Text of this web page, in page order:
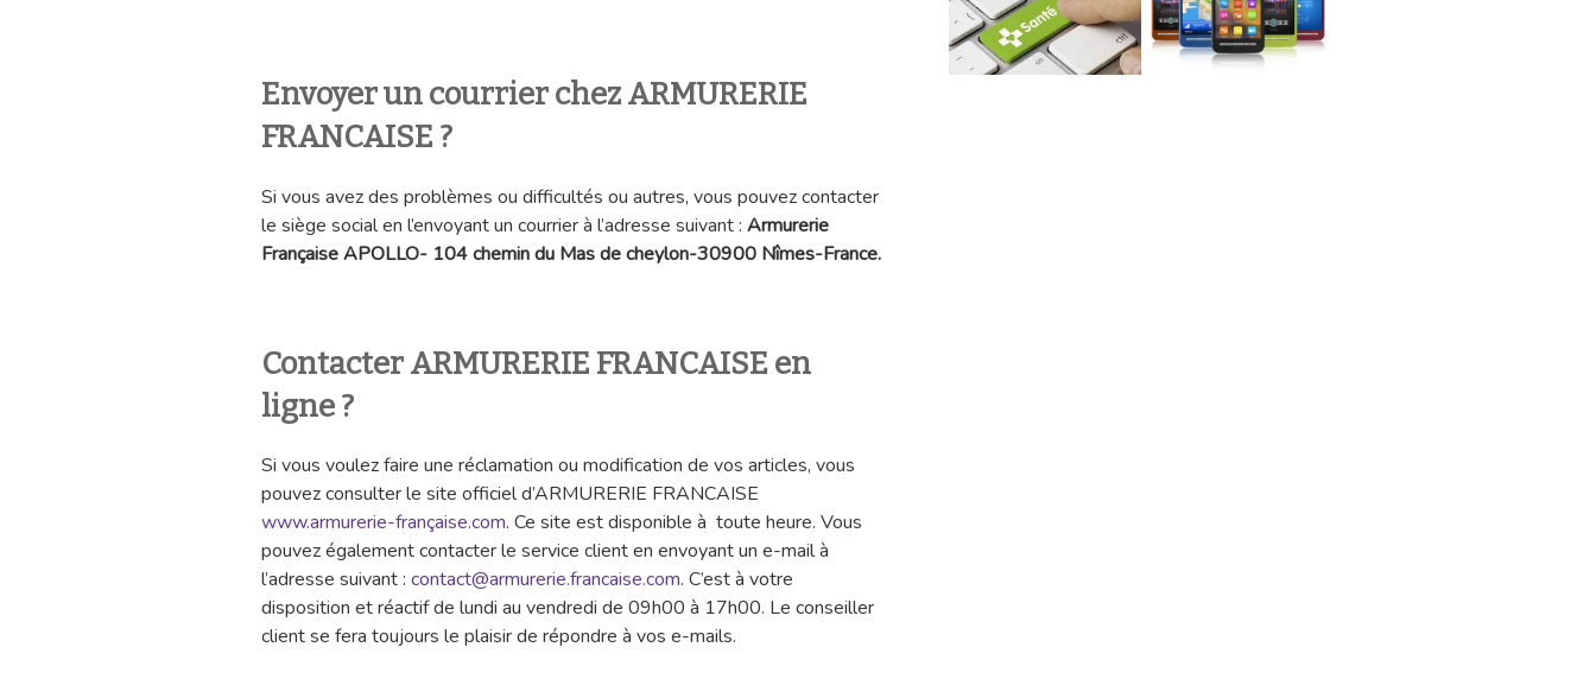
Envoyer un courrier chez ARMURERIE
FRANCAISE ?
Si vous avez des problèmes ou difficultés ou autres, vous pouvez contacter
le siège social en l’envoyant un courrier à l’adresse suivant : Armurerie
Française APOLLO- 104 chemin du Mas de cheylon-30900 Nîmes-France.
Contacter ARMURERIE FRANCAISE en
ligne ?
Si vous voulez faire une réclamation ou modification de vos articles, vous
pouvez consulter le site officiel d’ARMURERIE FRANCAISE
www.armurerie-française.com. Ce site est disponible à toute heure. Vous
pouvez également contacter le service client en envoyant un e-mail à
l’adresse suivant : contact@armurerie.francaise.com. C’est à votre
disposition et réactif de lundi au vendredi de 09h00 à 17h00. Le conseiller
client se fera toujours le plaisir de répondre à vos e-mails.